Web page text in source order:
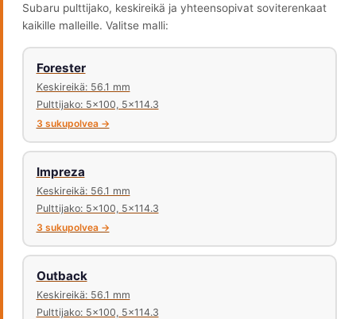
Subaru pulttijako, keskireikä ja yhteensopivat soviterenkaat
kaikille malleille. Valitse malli:
Forester
Keskireikä: 56.1 mm
Pulttijako: 5x100, 5x114.3
3 sukupolvea →
Impreza
Keskireikä: 56.1 mm
Pulttijako: 5x100, 5x114.3
3 sukupolvea →
Outback
Keskireikä: 56.1 mm
Pulttijako: 5x100, 5x114.3